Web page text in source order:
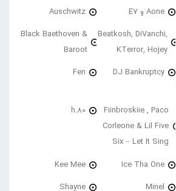
Aone و E7 Auschwitz
Beatkosh, DiVanchi,
KTerror, Hojey
Black Baethoven &
Baroot
DJ Bankruptcy
Fen
Fiinbroskiie , Paco
Corleone & Lil Five
Six – Let It Sing
h.80
Ice Tha One
Kee Mee
Minel
Shayne